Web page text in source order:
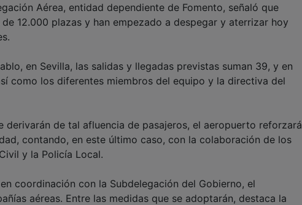
Aérea, entidad dependiente de Fomento, señaló que
12.000 plazas y han empezado a despegar y aterrizar hoy
en Sevilla, las salidas y llegadas previstas suman 39, y en
como los diferentes miembros del equipo y la directiva del
derivarán de tal afluencia de pasajeros, el aeropuerto reforzará
contando, en este último caso, con la colaboración de los
y la Policía Local.
coordinación con la Subdelegación del Gobierno, el
aéreas. Entre las medidas que se adoptarán, destaca la